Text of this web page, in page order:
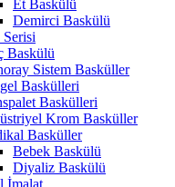
Et Baskülü
Demirci Baskülü
Baskülü
Sistem Basküller
Baskülleri
Baskülleri
Krom Basküller
Basküller
Bebek Baskülü
Diyaliz Baskülü
İmalat